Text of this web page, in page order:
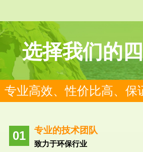
选择我们的
专业高效、性价比高、保
专业的技术团队
致力于环保行业